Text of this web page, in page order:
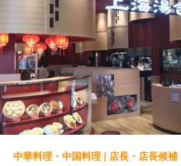
中華料理・中国料理 | 店長・店長候